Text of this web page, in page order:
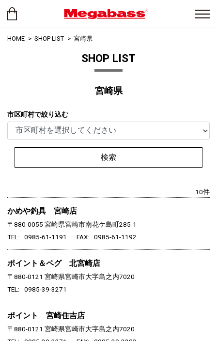
HOME SHOP LIST 宮崎県
SHOP LIST
宮崎県
市区町村で絞り込む
検索
10件
かめや釣具 宮崎店
〒880-0055 宮崎県宮崎市南花ケ島町285-1
TEL
0985-61-1191 FAX 0985-61-1192
ポイント＆ペグ 北宮崎店
〒880-0121 宮崎県宮崎市大字島之内7020
TEL
0985-39-3271
ポイント 宮崎住吉店
〒880-0121 宮崎県宮崎市大字島之内7020